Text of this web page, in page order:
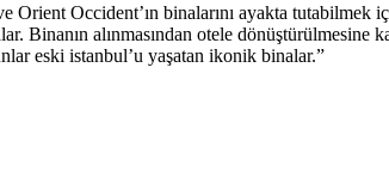
Occident’ın binalarını ayakta tutabilmek
Binanın alınmasından otele dönüştürülmesine
eski istanbul’u yaşatan ikonik binalar.”